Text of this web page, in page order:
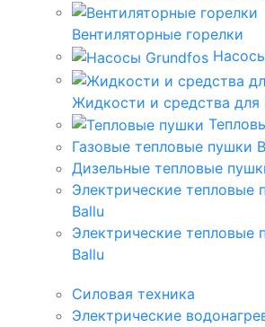
Вентиляторные горелки
Жидкости и средства для
Газовые тепловые пушки
Дизельные тепловые
Электрические тепловые
Ballu
Электрические тепловые
Ballu
Силовая техника
Электрические